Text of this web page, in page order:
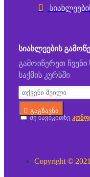
ᲡᲘᲐᲮᲚᲔᲔᲑᲘᲡ
გამოიწერეთ
საქმის კურსში
გაგზავნა
მე წავიკითხე
Copyright ©